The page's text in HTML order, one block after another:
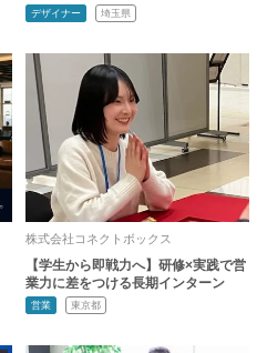
デザイナー 埼玉県
株式会社コネクトボックス
【学生から即戦力へ】研修×実践で営
業力に差をつける長期インターン
営業 東京都